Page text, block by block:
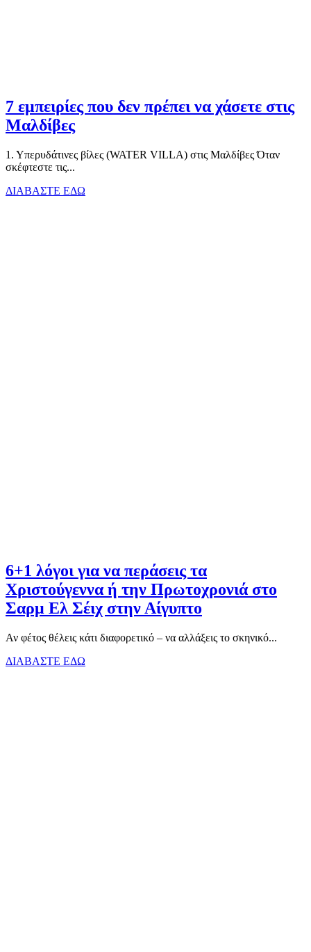
7 εμπειρίες που δεν πρέπει να χάσετε στις
Μαλδίβες
1. Υπερυδάτινες βίλες (WATER VILLA) στις Μαλδίβες Όταν
σκέφτεστε τις...
ΔΙΑΒΑΣΤΕ ΕΔΩ
6+1 λόγοι για να περάσεις τα
Χριστούγεννα ή την Πρωτοχρονιά στο
Σαρμ Ελ Σέιχ στην Αίγυπτο
Αν φέτος θέλεις κάτι διαφορετικό – να αλλάξεις το σκηνικό...
ΔΙΑΒΑΣΤΕ ΕΔΩ